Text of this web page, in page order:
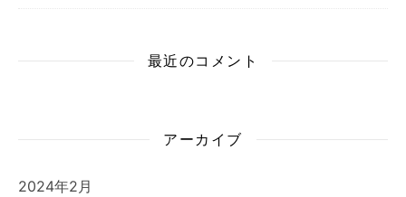
最近のコメント
アーカイブ
2024年2月